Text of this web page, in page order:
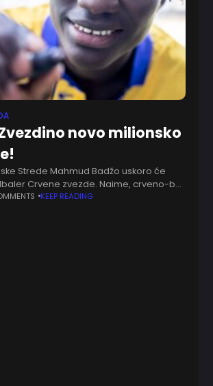
novo milionsko
Strede Mahmud Badžo uskoro će
Crvene zvezde. Naime, crveno-beli
platiti 2.500.000 evra klubu iz
KEEP READING